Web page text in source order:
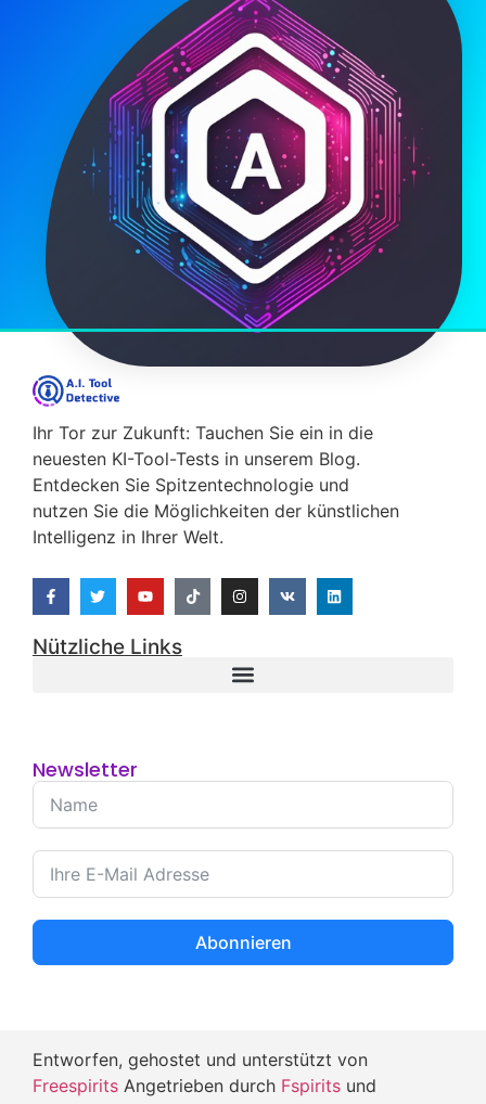
Ihr Tor zur Zukunft: Tauchen Sie ein in die
neuesten KI-Tool-Tests in unserem Blog.
Entdecken Sie Spitzentechnologie und
nutzen Sie die Möglichkeiten der künstlichen
Intelligenz in Ihrer Welt.
Nützliche Links
Newsletter
Abonnieren
Entworfen, gehostet und unterstützt von
Freespirits Angetrieben durch Fspirits und